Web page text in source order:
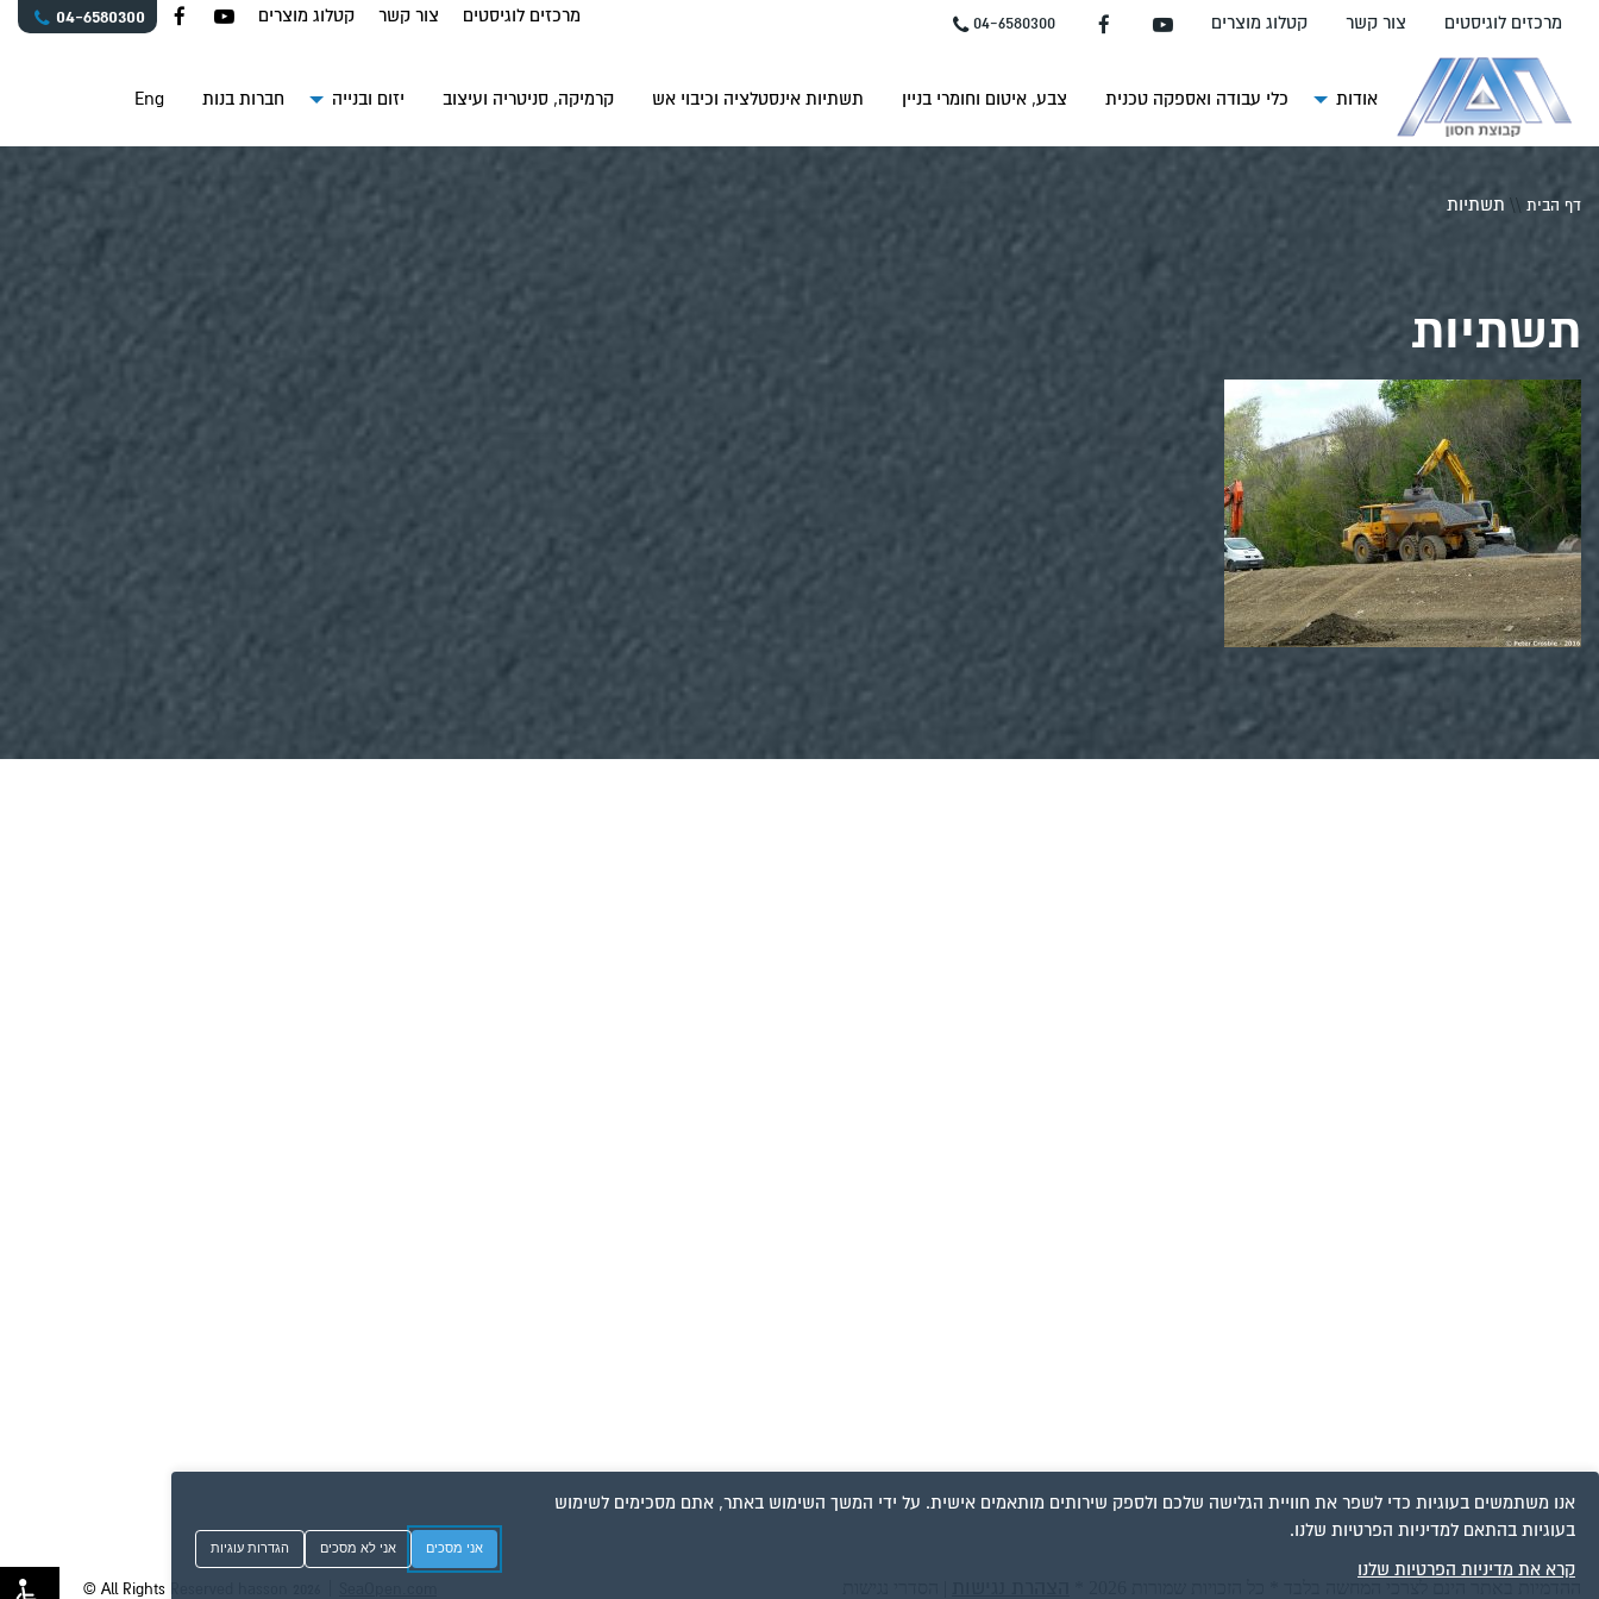
העמוד
מרכזים לוגיסטים צור קשר קטלוג מוצרים 04-6580300 מרכזים לוגיסטים צור קשר קטלוג מוצרים 04-6580300
אודות כלי עבודה ואספקה טכנית צבע, איטום וחומרי בניין תשתיות אינסטלציה וכיבוי אש קרמיקה, סניטריה ועיצוב יזום ובנייה חברות בנות Eng
דף הבית \\ תשתיות
תשתיות
© All Rights Reserved hasson 2026
אנו משתמשים בעוגיות כדי לשפר את חוויית הגלישה שלכם ולספק שירותים מותאמים אישית. על ידי המשך השימוש באתר, אתם מסכימים לשימוש
בעוגיות בהתאם למדיניות הפרטיות שלנו.
קרא את מדיניות הפרטיות שלנו
אני מסכים אני לא מסכים הגדרות עוגיות